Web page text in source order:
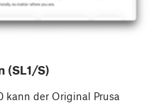
(SL1/S)
kann der Original Prusa